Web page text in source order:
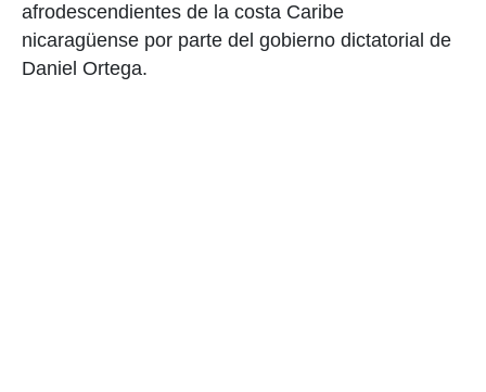
afrodescendientes de la costa Caribe
nicaragüense por parte del gobierno dictatorial de
Daniel Ortega.